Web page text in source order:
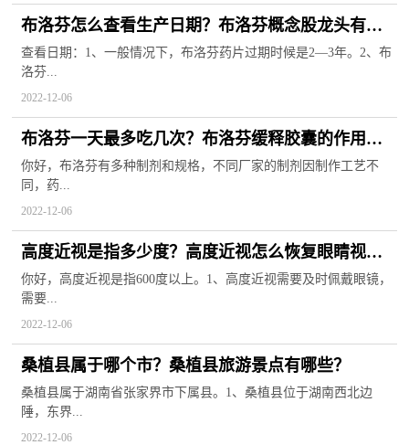
布洛芬怎么查看生产日期？布洛芬概念股龙头有哪
些？
查看日期：1、一般情况下，布洛芬药片过期时候是2—3年。2、布
洛芬...
2022-12-06
布洛芬一天最多吃几次？布洛芬缓释胶囊的作用与
功效？
你好，布洛芬有多种制剂和规格，不同厂家的制剂因制作工艺不
同，药...
2022-12-06
高度近视是指多少度？高度近视怎么恢复眼睛视
力？
你好，高度近视是指600度以上。1、高度近视需要及时佩戴眼镜，
需要...
2022-12-06
桑植县属于哪个市？桑植县旅游景点有哪些？
桑植县属于湖南省张家界市下属县。1、桑植县位于湖南西北边
陲，东界...
2022-12-06